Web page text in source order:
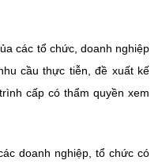
các tổ chức, doanh nghiệp
cầu thực tiễn, đề xuất kế
cấp có thẩm quyền xem
doanh nghiệp, tổ chức có